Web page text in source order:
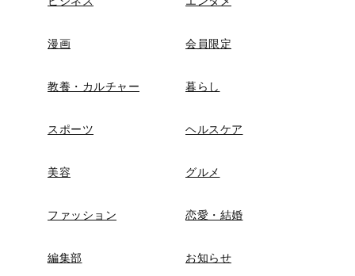
漫画 会員限定
教養・カルチャー 暮らし
スポーツ ヘルスケア
美容 グルメ
ファッション 恋愛・結婚
編集部 お知らせ